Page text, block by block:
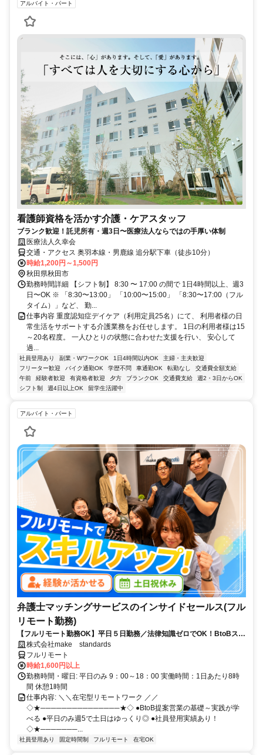
アルバイト・パート
看護師資格を活かす介護・ケアスタッフ
ブランク歓迎！託児所有・週3日〜医療法人ならではの手厚い体制
医療法人久幸会
交通・アクセス 奥羽本線・男鹿線 追分駅下車（徒歩10分）
時給1,200円～1,500円
秋田県秋田市
勤務時間詳細 【シフト制】 8:30 〜 17:00 の間で 1日4時間以上、週3
日〜OK ※ 「8:30〜13:00」 「10:00〜15:00」 「8:30〜17:00（フル
タイム）」など、 勤...
仕事内容 重度認知症デイケア（利用定員25名）にて、 利用者様の日
常生活をサポートする介護業務をお任せします。 1日の利用者様は15
～20名程度。 一人ひとりの状態に合わせた支援を行い、 安心して
過...
社員登用あり 副業・WワークOK 1日4時間以内OK
主婦・主夫歓迎
フリーター歓迎
バイク通勤OK 学歴不問 車通勤OK 転勤なし
交通費全額支給
午前
経験者歓迎 有資格者歓迎 夕方 ブランクOK 交通費支給
週2・3日からOK
シフト制
週4日以上OK 留学生活躍中
アルバイト・パート
弁護士マッチングサービスのインサイドセールス(フル
リモート勤務)
【フルリモート勤務OK】平日５日勤務／法律知識ゼロでOK！BtoBスキ
ルが身につく営業職
株式会社make standards
フルリモート
時給1,600円以上
勤務時間・曜日: 平日のみ 9：00～18：00 実働時間：1日あたり8時
間 休憩1時間
仕事内容: ＼＼在宅型リモートワーク ／／
◇★───────────────★◇ ●BtoB提案営業の基礎～実践が学
べる ●平日のみ週5で土日はゆっくり◎ ●社員登用実績あり！
◇★───────...
社員登用あり 固定時間制 フルリモート 在宅OK